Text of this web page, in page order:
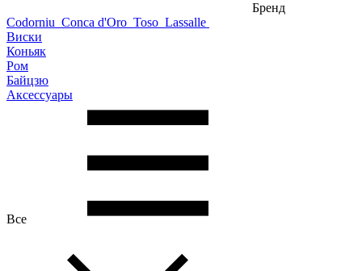
Бренд
Codorniu Conca d'Oro Toso Lassalle
Виски
Коньяк
Ром
Байцзю
Аксессуары
Все